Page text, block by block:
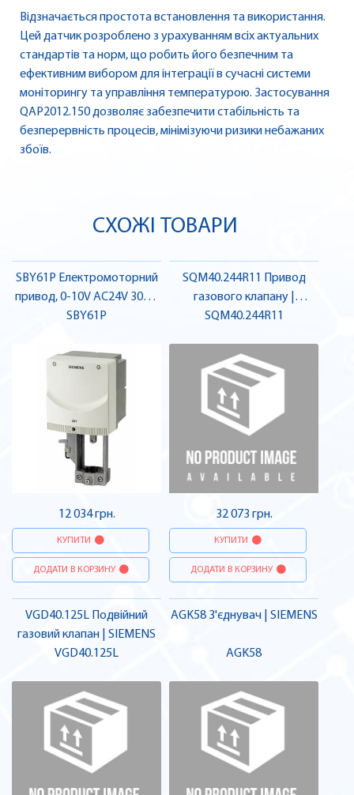
Відзначається простота встановлення та використання.
Цей датчик розроблено з урахуванням всіх актуальних
стандартів та норм, що робить його безпечним та
ефективним вибором для інтеграції в сучасні системи
моніторингу та управління температурою. Застосування
QAP2012.150 дозволяє забезпечити стабільність та
безперервність процесів, мінімізуючи ризики небажаних
збоїв.
СХОЖІ ТОВАРИ
SBY61P Електромоторний
привод, 0-10V AC24V 300N
15mm | SIEMENS
SBY61P
12 034 грн.
КУПИТИ
ДОДАТИ В КОРЗИНУ
SQM40.244R11 Привод
газового клапану |
SIEMENS
SQM40.244R11
32 073 грн.
КУПИТИ
ДОДАТИ В КОРЗИНУ
VGD40.125L Подвійний
газовий клапан | SIEMENS
VGD40.125L
AGK58 З'єднувач | SIEMENS
AGK58